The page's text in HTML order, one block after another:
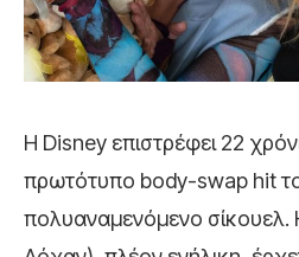
Η Disney επιστρέφει 22
πρωτότυπο body-swap hit
πολυαναμενόμενο σίκουελ.